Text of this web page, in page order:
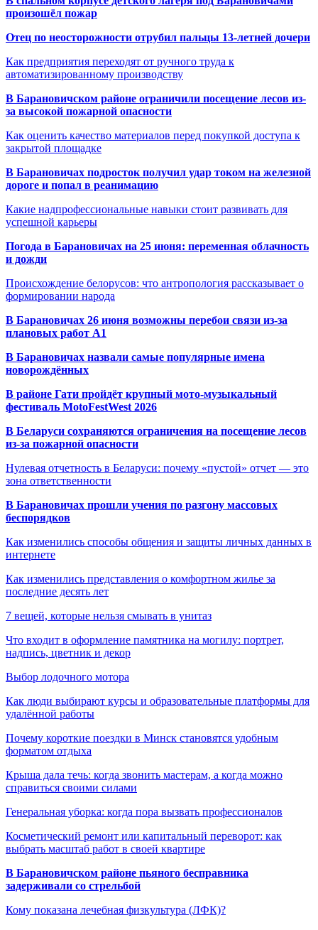
произошёл пожар
Отец по неосторожности отрубил пальцы 13-летней дочери
Как предприятия переходят от ручного труда к
автоматизированному производству
В Барановичском районе ограничили посещение лесов из-
за высокой пожарной опасности
Как оценить качество материалов перед покупкой доступа к
закрытой площадке
В Барановичах подросток получил удар током на железной
дороге и попал в реанимацию
Какие надпрофессиональные навыки стоит развивать для
успешной карьеры
Погода в Барановичах на 25 июня: переменная облачность
и дожди
Происхождение белорусов: что антропология рассказывает о
формировании народа
В Барановичах 26 июня возможны перебои связи из-за
плановых работ A1
В Барановичах назвали самые популярные имена
новорождённых
В районе Гати пройдёт крупный мото-музыкальный
фестиваль MotoFestWest 2026
В Беларуси сохраняются ограничения на посещение лесов
из-за пожарной опасности
Нулевая отчетность в Беларуси: почему «пустой» отчет — это
зона ответственности
В Барановичах прошли учения по разгону массовых
беспорядков
Как изменились способы общения и защиты личных данных в
интернете
Как изменились представления о комфортном жилье за
последние десять лет
7 вещей, которые нельзя смывать в унитаз
Что входит в оформление памятника на могилу: портрет,
надпись, цветник и декор
Выбор лодочного мотора
Как люди выбирают курсы и образовательные платформы для
удалённой работы
Почему короткие поездки в Минск становятся удобным
форматом отдыха
Крыша дала течь: когда звонить мастерам, а когда можно
справиться своими силами
Генеральная уборка: когда пора вызвать профессионалов
Косметический ремонт или капитальный переворот: как
выбрать масштаб работ в своей квартире
В Барановичском районе пьяного бесправника
задерживали со стрельбой
Кому показана лечебная физкультура (ЛФК)?